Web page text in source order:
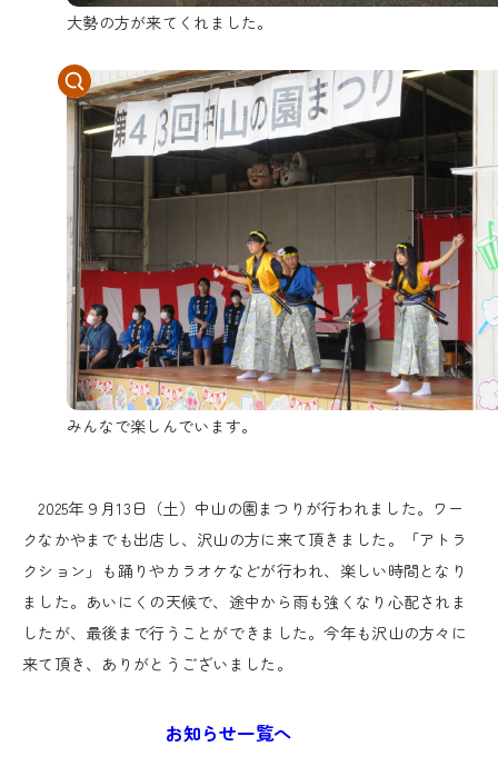
大勢の方が来てくれました。
みんなで楽しんでいます。
2025年９月13日（土）中山の園まつりが行われました。ワー
クなかやまでも出店し、沢山の方に来て頂きました。「アトラ
クション」も踊りやカラオケなどが行われ、楽しい時間となり
ました。あいにくの天候で、途中から雨も強くなり心配されま
したが、最後まで行うことができました。今年も沢山の方々に
来て頂き、ありがとうございました。
お知らせ一覧へ